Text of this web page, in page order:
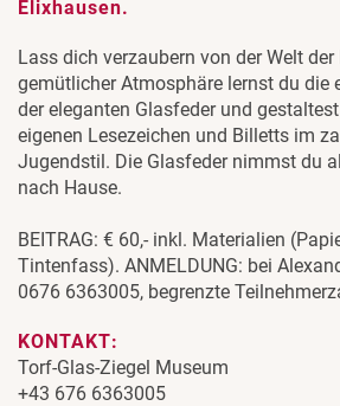
Elixhausen.
Lass dich verzaubern von der Welt
gemütlicher Atmosphäre lernst du die
der eleganten Glasfeder und
eigenen Lesezeichen und Billetts im
Jugendstil. Die Glasfeder nimmst du
nach Hause.
BEITRAG: € 60,- inkl. Materialien
Tintenfass). ANMELDUNG: bei
0676 6363005, begrenzte
KONTAKT:
Torf-Glas-Ziegel Museum
+43 676 6363005